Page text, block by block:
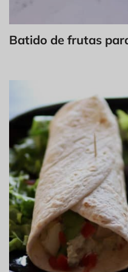
Batido de frutas